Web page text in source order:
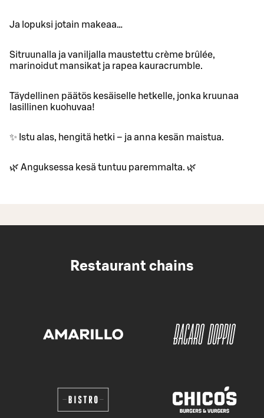
Ja lopuksi jotain makeaa…
Sitruunalla ja vaniljalla maustettu crème brûlée,
marinoidut mansikat ja rapea kauracrumble.
Täydellinen päätös kesäiselle hetkelle, jonka kruunaa
lasillinen kuohuvaa!
✨ Istu alas, hengitä hetki – ja anna kesän maistua.
🌿 Anguksessa kesä tuntuu paremmalta. 🌿
Restaurant chains